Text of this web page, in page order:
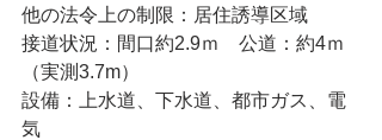
他の法令上の制限：居住誘導区域
接道状況：間口約2.9ｍ　公道：約4ｍ
（実測3.7m）
設備：上水道、下水道、都市ガス、電
気